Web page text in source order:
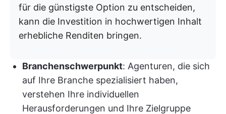
für die günstigste Option zu entscheiden,
kann die Investition in hochwertigen Inhalt
erhebliche Renditen bringen.
Branchenschwerpunkt: Agenturen, die sich
auf Ihre Branche spezialisiert haben,
verstehen Ihre individuellen
Herausforderungen und Ihre Zielgruppe